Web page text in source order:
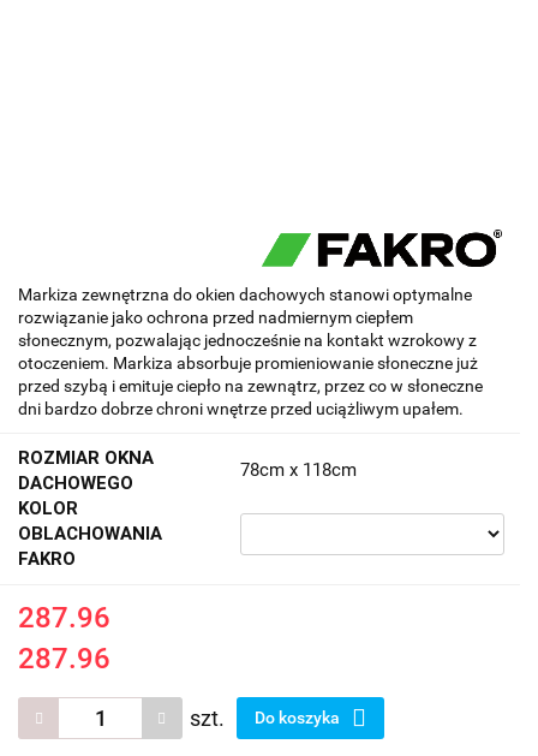
Markiza zewnętrzna do okien dachowych stanowi optymalne
rozwiązanie jako ochrona przed nadmiernym ciepłem
słonecznym, pozwalając jednocześnie na kontakt wzrokowy z
otoczeniem. Markiza absorbuje promieniowanie słoneczne już
przed szybą i emituje ciepło na zewnątrz, przez co w słoneczne
dni bardzo dobrze chroni wnętrze przed uciążliwym upałem.
ROZMIAR OKNA
DACHOWEGO
78cm x 118cm
KOLOR
OBLACHOWANIA
FAKRO
287.96
287.96
szt. Do koszyka